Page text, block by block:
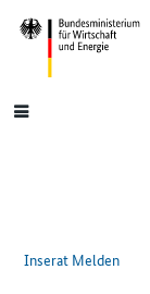
Hauptmenü
Inserat Melden